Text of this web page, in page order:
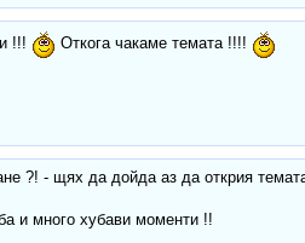
!!! Откога чакаме темата !!!!
?! - щях да дойда аз да открия
и много хубави моменти !!